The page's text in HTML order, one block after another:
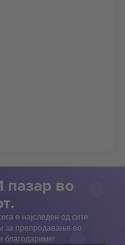
пазар во
е најследен од сите
за препродавање во
благодариме!